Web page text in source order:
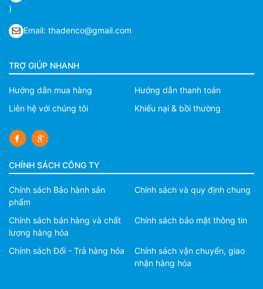
)
Email: thadenco@gmail.com
TRỢ GIÚP NHANH
Hướng dẫn mua hàng
Hướng dẫn thanh toán
Liên hệ với chúng tôi
Khiếu nại & bồi thường
CHÍNH SÁCH CÔNG TY
Chính sách Bảo hành sản
phẩm
Chính sách và quy định chung
Chính sách bán hàng và chất
lượng hàng hóa
Chính sách bảo mật thông tin
Chính sách Đổi - Trả hàng hóa
Chính sách vận chuyển, giao
nhận hàng hóa